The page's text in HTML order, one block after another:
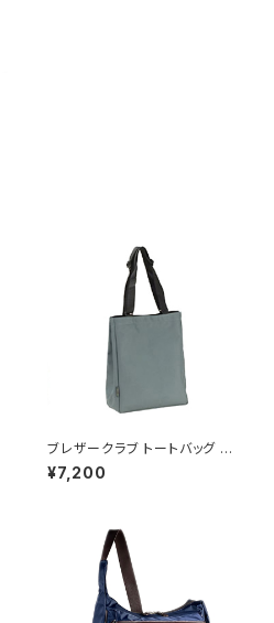
ブレザークラブ トートバッグ ハ
ンドバッグ メンズ 53386 グレ
ー 国内正規 グレー
¥7,200